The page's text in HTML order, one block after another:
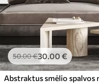
50.00€30.00 €